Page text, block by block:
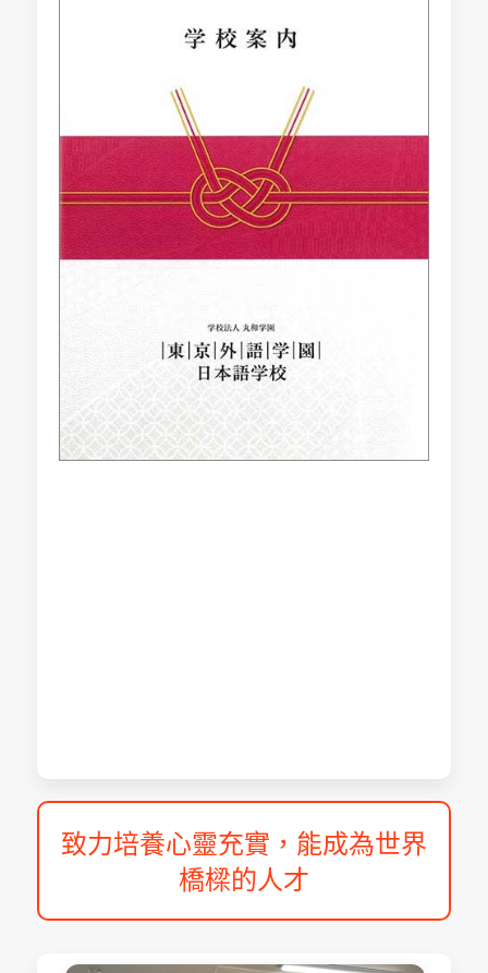
致力培養心靈充實，能成為世界
橋樑的人才